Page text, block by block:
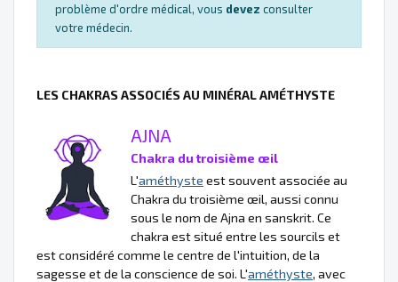
problème d'ordre médical, vous devez consulter
votre médecin.
LES CHAKRAS ASSOCIÉS AU MINÉRAL AMÉTHYSTE
AJNA
Chakra du troisième œil
L'améthyste est souvent associée au
Chakra du troisième œil, aussi connu
sous le nom de Ajna en sanskrit. Ce
chakra est situé entre les sourcils et
est considéré comme le centre de l'intuition, de la
sagesse et de la conscience de soi. L'améthyste, avec